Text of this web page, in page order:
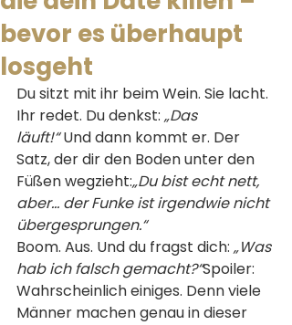
bevor es überhaupt
losgeht
Du sitzt mit ihr beim Wein. Sie lacht.
Ihr redet. Du denkst: „Das
läuft!“ Und dann kommt er. Der
Satz, der dir den Boden unter den
Füßen wegzieht:„Du bist echt nett,
aber... der Funke ist irgendwie nicht
übergesprungen.“
Boom. Aus. Und du fragst dich: „Was
hab ich falsch gemacht?“Spoiler:
Wahrscheinlich einiges. Denn viele
Männer machen genau in dieser